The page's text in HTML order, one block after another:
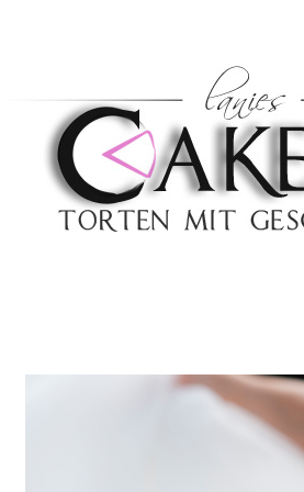
Willkommen
Torten Galerie